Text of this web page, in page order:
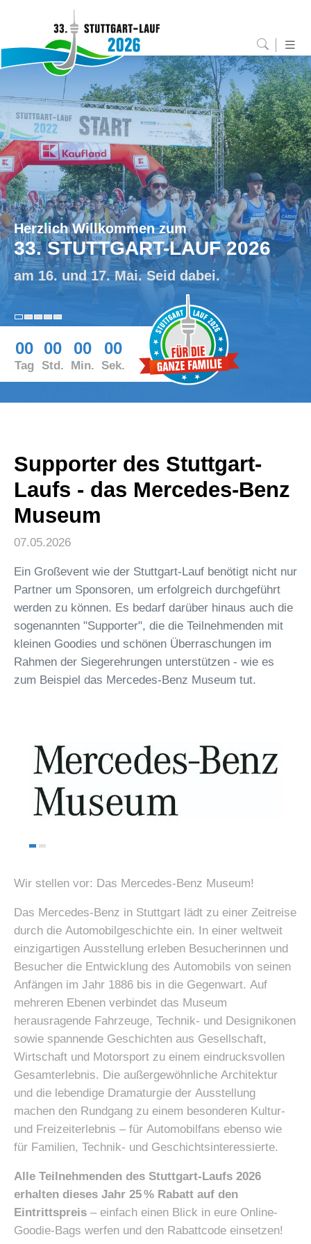
Herzlich Willkommen zum
33. STUTTGART-LAUF 2026
am 16. und 17. Mai. Seid dabei.
00
Tag
00
Std.
00
Min.
00
Sek.
Supporter des Stuttgart-
Laufs - das Mercedes-Benz
Museum
07.05.2026
Ein Großevent wie der Stuttgart-Lauf benötigt nicht nur
Partner um Sponsoren, um erfolgreich durchgeführt
werden zu können. Es bedarf darüber hinaus auch die
sogenannten "Supporter", die die Teilnehmenden mit
kleinen Goodies und schönen Überraschungen im
Rahmen der Siegerehrungen unterstützen - wie es
zum Beispiel das Mercedes-Benz Museum tut.
Wir stellen vor: Das Mercedes‑Benz Museum!
Das Mercedes-Benz in Stuttgart lädt zu einer Zeitreise
durch die Automobilgeschichte ein. In einer weltweit
einzigartigen Ausstellung erleben Besucherinnen und
Besucher die Entwicklung des Automobils von seinen
Anfängen im Jahr 1886 bis in die Gegenwart. Auf
mehreren Ebenen verbindet das Museum
herausragende Fahrzeuge, Technik‑ und Designikonen
sowie spannende Geschichten aus Gesellschaft,
Wirtschaft und Motorsport zu einem eindrucksvollen
Gesamterlebnis. Die außergewöhnliche Architektur
machen den Rundgang zu einem besonderen Kultur‑
und Freizeiterlebnis – für Automobilfans ebenso wie
für Familien, Technik‑ und Geschichtsinteressierte.